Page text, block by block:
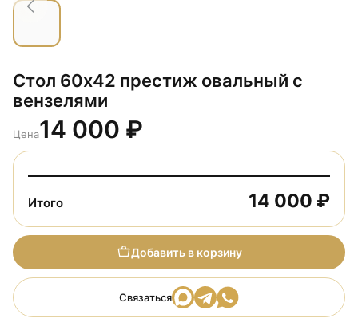
Стол 60х42 престиж овальный с
вензелями
Цена14 000 ₽
Итого 14 000 ₽
Добавить в корзину
Связаться